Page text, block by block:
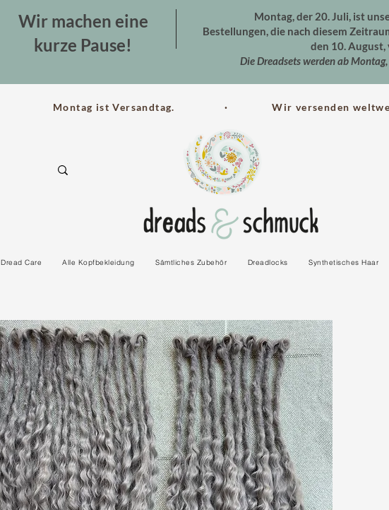
Wir machen eine
kurze Pause!
Montag, der 20. Juli, ist
Bestellungen, die nach diesem
den 10. August,
Die Dreadsets werden ab
Montag ist Versandtag. · Wir versenden
Dread Care Alle Kopfbekleidung Sämtliches Zubehör Dreadlocks Synthetisches Haar